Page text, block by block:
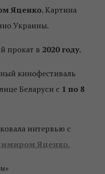
Яценко. Картина
Украины.
прокат в 2020 году.
кинофестиваль
Беларуси с 1 по 8
интервью с
Яценко.